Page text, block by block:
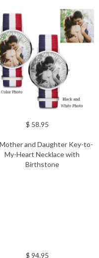
$ 58.95
$ 94.95